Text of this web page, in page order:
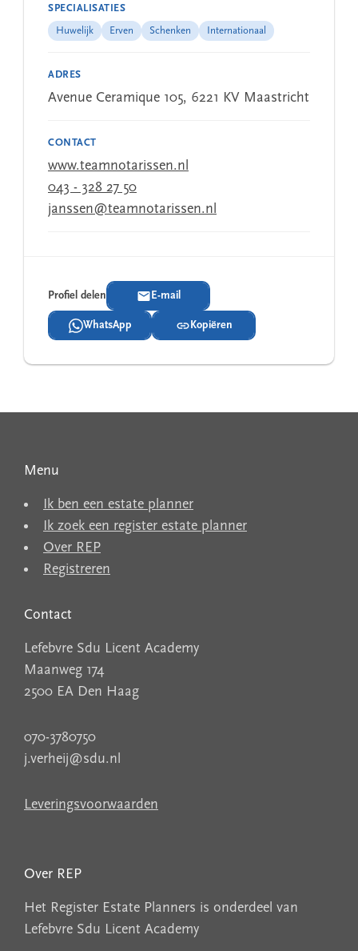
SPECIALISATIES
Huwelijk Erven Schenken Internationaal
ADRES
Avenue Ceramique 105, 6221 KV Maastricht
CONTACT
www.teamnotarissen.nl
043 - 328 27 50
janssen@teamnotarissen.nl
Profiel delen E-mail
WhatsApp Kopiëren
Menu
Ik ben een estate planner
Ik zoek een register estate planner
Over REP
Registreren
Contact
Lefebvre Sdu Licent Academy
Maanweg 174
2500 EA Den Haag
070-3780750
j.verheij@sdu.nl
Leveringsvoorwaarden
Over REP
Het Register Estate Planners is onderdeel van
Lefebvre Sdu Licent Academy